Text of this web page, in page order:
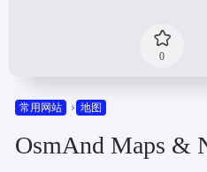
0
常用网站 地图
OsmAnd Maps &